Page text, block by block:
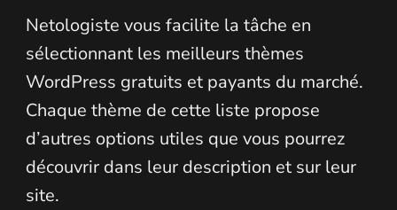
Netologiste vous facilite la tâche en
sélectionnant les meilleurs thèmes
WordPress gratuits et payants du marché.
Chaque thème de cette liste propose
d’autres options utiles que vous pourrez
découvrir dans leur description et sur leur
site.